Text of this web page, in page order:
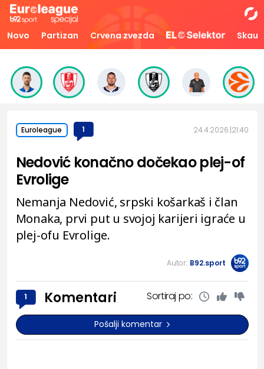
Novo Partizan Crvena zvezda Skaut
Euroleague 1 24.4.2026. 21:40
Nedović konačno dočekao plej-of
Evrolige
Nemanja Nedović, srpski košarkaš i član
Monaka, prvi put u svojoj karijeri igraće u
plej-ofu Evrolige.
Autor: B92.sport
1 Komentari Sortiraj po:
Pošalji komentar